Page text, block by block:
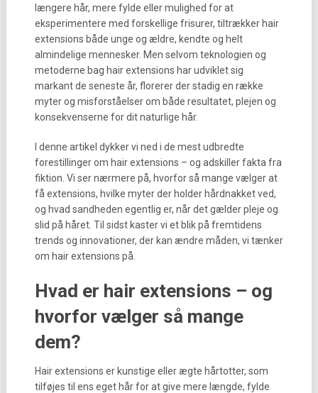
længere hår, mere fylde eller mulighed for at
eksperimentere med forskellige frisurer, tiltrækker hair
extensions både unge og ældre, kendte og helt
almindelige mennesker. Men selvom teknologien og
metoderne bag hair extensions har udviklet sig
markant de seneste år, florerer der stadig en række
myter og misforståelser om både resultatet, plejen og
konsekvenserne for dit naturlige hår.
I denne artikel dykker vi ned i de mest udbredte
forestillinger om hair extensions – og adskiller fakta fra
fiktion. Vi ser nærmere på, hvorfor så mange vælger at
få extensions, hvilke myter der holder hårdnakket ved,
og hvad sandheden egentlig er, når det gælder pleje og
slid på håret. Til sidst kaster vi et blik på fremtidens
trends og innovationer, der kan ændre måden, vi tænker
om hair extensions på.
Hvad er hair extensions – og
hvorfor vælger så mange
dem?
Hair extensions er kunstige eller ægte hårtotter, som
tilføjes til ens eget hår for at give mere længde, fylde